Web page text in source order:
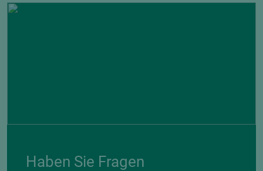
Haben Sie Fragen